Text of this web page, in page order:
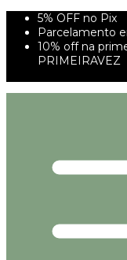
5% OFF no Pix
Parcelamento
10% off na
PRIMEIRAVEZ